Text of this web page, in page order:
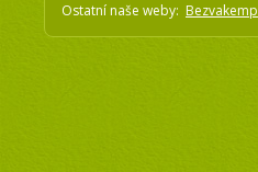
Ostatní naše weby: Bezvakemp